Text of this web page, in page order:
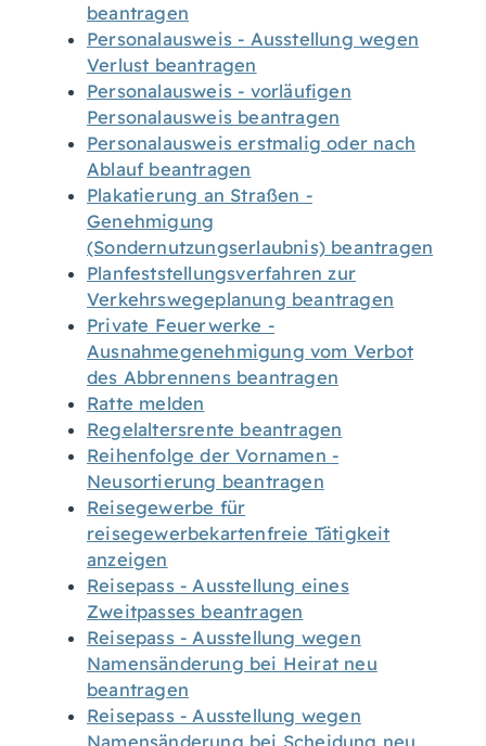
beantragen
Personalausweis - Ausstellung wegen
Verlust beantragen
Personalausweis - vorläufigen
Personalausweis beantragen
Personalausweis erstmalig oder nach
Ablauf beantragen
Plakatierung an Straßen -
Genehmigung
(Sondernutzungserlaubnis) beantragen
Planfeststellungsverfahren zur
Verkehrswegeplanung beantragen
Private Feuerwerke -
Ausnahmegenehmigung vom Verbot
des Abbrennens beantragen
Ratte melden
Regelaltersrente beantragen
Reihenfolge der Vornamen -
Neusortierung beantragen
Reisegewerbe für
reisegewerbekartenfreie Tätigkeit
anzeigen
Reisepass - Ausstellung eines
Zweitpasses beantragen
Reisepass - Ausstellung wegen
Namensänderung bei Heirat neu
beantragen
Reisepass - Ausstellung wegen